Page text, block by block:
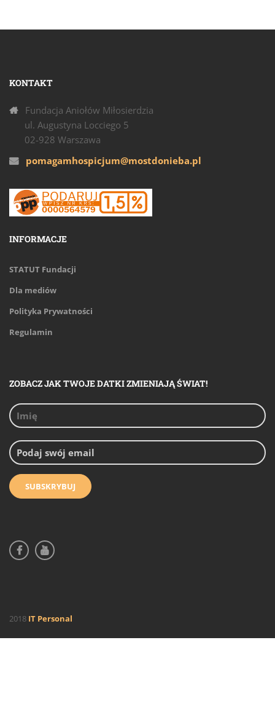
KONTAKT
Fundacja Aniołów Miłosierdzia
ul. Augustyna Locciego 5
02-928 Warszawa
pomagamhospicjum@mostdonieba.pl
INFORMACJE
STATUT Fundacji
Dla mediów
Polityka Prywatności
Regulamin
ZOBACZ JAK TWOJE DATKI ZMIENIAJĄ ŚWIAT!
2018 IT Personal